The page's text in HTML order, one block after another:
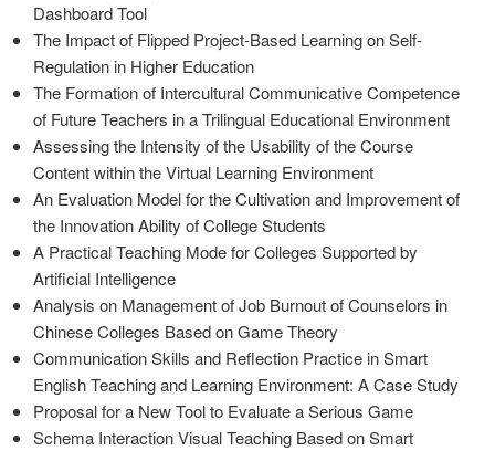
Dashboard Tool
The Impact of Flipped Project-Based Learning on Self-
Regulation in Higher Education
The Formation of Intercultural Communicative Competence
of Future Teachers in a Trilingual Educational Environment
Assessing the Intensity of the Usability of the Course
Content within the Virtual Learning Environment
An Evaluation Model for the Cultivation and Improvement of
the Innovation Ability of College Students
A Practical Teaching Mode for Colleges Supported by
Artificial Intelligence
Analysis on Management of Job Burnout of Counselors in
Chinese Colleges Based on Game Theory
Communication Skills and Reflection Practice in Smart
English Teaching and Learning Environment: A Case Study
Proposal for a New Tool to Evaluate a Serious Game
Schema Interaction Visual Teaching Based on Smart